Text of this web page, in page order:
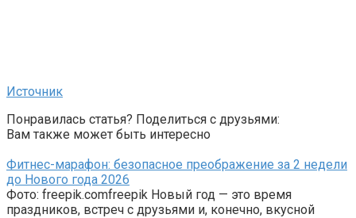
Источник
Понравилась статья? Поделиться с друзьями:
Вам также может быть интересно
Фитнес-марафон: безопасное преображение за 2 недели
до Нового года 2026
Фото: freepik.comfreepik Новый год — это время
праздников, встреч с друзьями и, конечно, вкусной